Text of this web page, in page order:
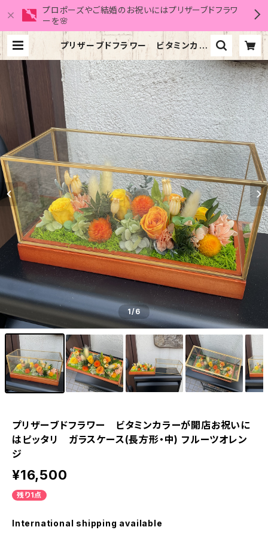
プロポーズやご結婚のお祝いにはプリザーブドフラワ
ーを🌸
プリザーブドフラワー ビタミンカラ
ーが開店お祝いにはピッタリ ガラス
ケース(長方形・中) フルーツオレンジ
| フローリスト倖晴
1/6
プリザーブドフラワー ビタミンカラーが開店お祝いに
はピッタリ ガラスケース(長方形・中) フルーツオレン
ジ
¥16,500
残り1点
International shipping available